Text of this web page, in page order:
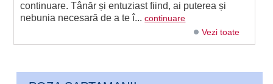
continuare. Tânăr și entuziast fiind, ai puterea și
nebunia necesară de a te î...continuare
Vezi toate